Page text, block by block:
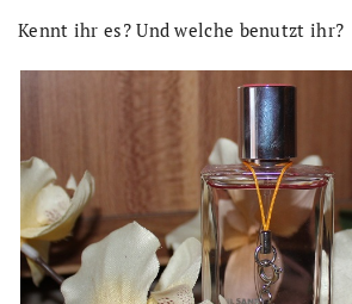
Kennt ihr es? Und welche benutzt ihr?